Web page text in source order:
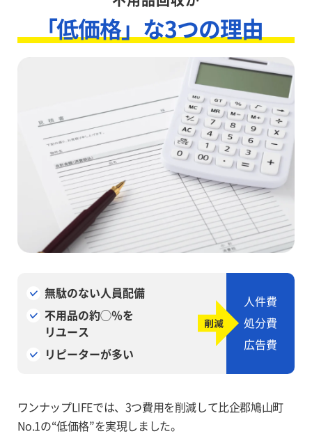
「低価格」な3つの理由
無駄のない人員配備
不用品の約◯％を
リユース
リピーターが多い
人件費
処分費
広告費
ワンナップLIFEでは、3つ費用を削減して比企郡鳩山町
No.1の“低価格”を実現しました。